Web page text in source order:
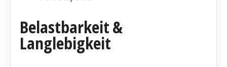
Belastbarkeit &
Langlebigkeit